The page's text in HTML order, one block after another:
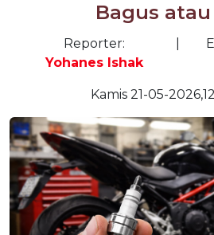
Bagus
Reporter:
Yohanes Ishak
Kamis 21-05-